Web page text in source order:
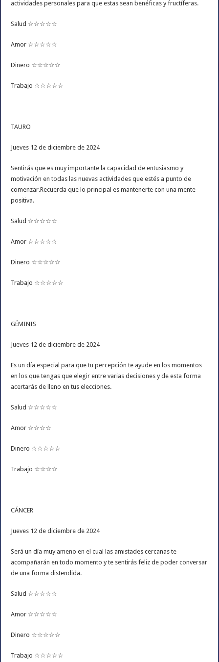
actividades personales para que estas sean benéficas y fructíferas.
Salud ☆☆☆☆☆
Amor ☆☆☆☆☆
Dinero ☆☆☆☆☆
Trabajo ☆☆☆☆☆
TAURO
Jueves 12 de diciembre de 2024
Sentirás que es muy importante la capacidad de entusiasmo y
motivación en todas las nuevas actividades que estés a punto de
comenzar.Recuerda que lo principal es mantenerte con una mente
positiva.
Salud ☆☆☆☆☆
Amor ☆☆☆☆☆
Dinero ☆☆☆☆☆
Trabajo ☆☆☆☆☆
GÉMINIS
Jueves 12 de diciembre de 2024
Es un día especial para que tu percepción te ayude en los momentos
en los que tengas que elegir entre varias decisiones y de esta forma
acertarás de lleno en tus elecciones.
Salud ☆☆☆☆☆
Amor ☆☆☆☆
Dinero ☆☆☆☆☆
Trabajo ☆☆☆☆
CÁNCER
Jueves 12 de diciembre de 2024
Será un día muy ameno en el cual las amistades cercanas te
acompañarán en todo momento y te sentirás feliz de poder conversar
de una forma distendida.
Salud ☆☆☆☆☆
Amor ☆☆☆☆☆
Dinero ☆☆☆☆☆
Trabajo ☆☆☆☆☆